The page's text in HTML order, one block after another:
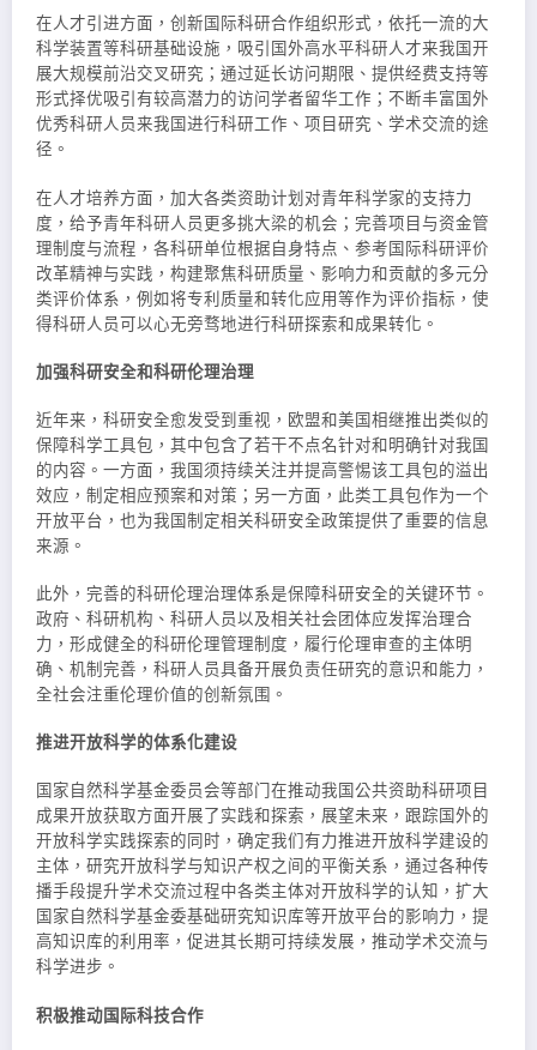
在人才引进方面，创新国际科研合作组织形式，依托一流的大
科学装置等科研基础设施，吸引国外高水平科研人才来我国开
展大规模前沿交叉研究；通过延长访问期限、提供经费支持等
形式择优吸引有较高潜力的访问学者留华工作；不断丰富国外
优秀科研人员来我国进行科研工作、项目研究、学术交流的途
径。
在人才培养方面，加大各类资助计划对青年科学家的支持力
度，给予青年科研人员更多挑大梁的机会；完善项目与资金管
理制度与流程，各科研单位根据自身特点、参考国际科研评价
改革精神与实践，构建聚焦科研质量、影响力和贡献的多元分
类评价体系，例如将专利质量和转化应用等作为评价指标，使
得科研人员可以心无旁骛地进行科研探索和成果转化。
加强科研安全和科研伦理治理
近年来，科研安全愈发受到重视，欧盟和美国相继推出类似的
保障科学工具包，其中包含了若干不点名针对和明确针对我国
的内容。一方面，我国须持续关注并提高警惕该工具包的溢出
效应，制定相应预案和对策；另一方面，此类工具包作为一个
开放平台，也为我国制定相关科研安全政策提供了重要的信息
来源。
此外，完善的科研伦理治理体系是保障科研安全的关键环节。
政府、科研机构、科研人员以及相关社会团体应发挥治理合
力，形成健全的科研伦理管理制度，履行伦理审查的主体明
确、机制完善，科研人员具备开展负责任研究的意识和能力，
全社会注重伦理价值的创新氛围。
推进开放科学的体系化建设
国家自然科学基金委员会等部门在推动我国公共资助科研项目
成果开放获取方面开展了实践和探索，展望未来，跟踪国外的
开放科学实践探索的同时，确定我们有力推进开放科学建设的
主体，研究开放科学与知识产权之间的平衡关系，通过各种传
播手段提升学术交流过程中各类主体对开放科学的认知，扩大
国家自然科学基金委基础研究知识库等开放平台的影响力，提
高知识库的利用率，促进其长期可持续发展，推动学术交流与
科学进步。
积极推动国际科技合作